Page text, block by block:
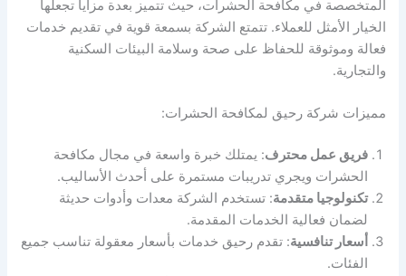
المتخصصة في مكافحة الحشرات، حيث تتميز بعدة مزايا تجعلها
الخيار الأمثل للعملاء. تتمتع الشركة بسمعة قوية في تقديم خدمات
فعالة وموثوقة للحفاظ على صحة وسلامة البيئات السكنية
والتجارية.
مميزات شركة رحيق لمكافحة الحشرات:
فريق عمل محترف: يمتلك خبرة واسعة في مجال مكافحة
الحشرات ويجري تدريبات مستمرة على أحدث الأساليب.
تكنولوجيا متقدمة: تستخدم الشركة معدات وأدوات حديثة
لضمان فعالية الخدمات المقدمة.
أسعار تنافسية: تقدم رحيق خدمات بأسعار معقولة تناسب جميع
الفئات.